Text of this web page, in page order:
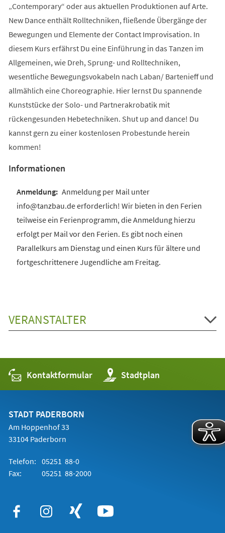
„Contemporary“ oder aus aktuellen Produktionen auf Arte.
New Dance enthält Rolltechniken, fließende Übergänge der
Bewegungen und Elemente der Contact Improvisation. In
diesem Kurs erfährst Du eine Einführung in das Tanzen im
Allgemeinen, wie Dreh, Sprung- und Rolltechniken,
wesentliche Bewegungsvokabeln nach Laban/ Bartenieff und
allmählich eine Choreographie. Hier lernst Du spannende
Kunststücke der Solo- und Partnerakrobatik mit
rückengesunden Hebetechniken. Shut up and dance! Du
kannst gern zu einer kostenlosen Probestunde herein
kommen!
Informationen
Anmeldung per Mail unter
info@tanzbau.de erforderlich! Wir bieten in den Ferien
teilweise ein Ferienprogramm, die Anmeldung hierzu
erfolgt per Mail vor den Ferien. Es gibt noch einen
Parallelkurs am Dienstag und einen Kurs für ältere und
fortgeschrittenere Jugendliche am Freitag.
VERANSTALTER
Kontaktformular Stadtplan
(Öffnet
in
einem
STADT PADERBORN
Am Hoppenhof 33
33104 Paderborn
Telefon: 05251 88-0
Fax:
05251 88-2000